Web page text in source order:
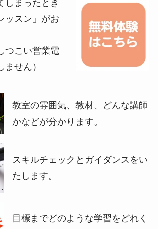
しまったとき
ッスン」がお
つこい営業電
せん）
教室の雰囲気、教材、どんな講師
かなどが分かります。
スキルチェックとガイダンスをい
たします。
目標までどのような学習をどれく